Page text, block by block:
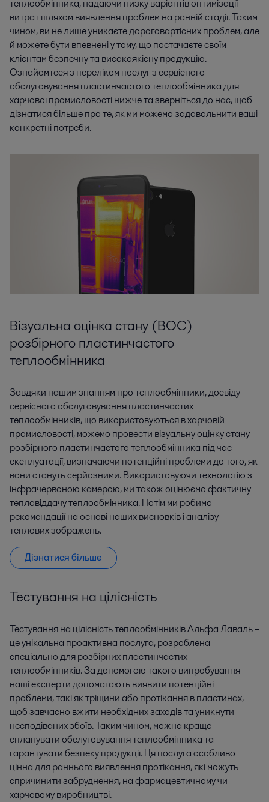
теплообмінника, надаючи низку варіантів оптимізації
витрат шляхом виявлення проблем на ранній стадії. Таким
чином, ви не лише уникаєте дороговартісних проблем, але
й можете бути впевнені у тому, що постачаєте своїм
клієнтам безпечну та високоякісну продукцію.
Ознайомтеся з переліком послуг з сервісного
обслуговування пластинчастого теплообмінника для
харчової промисловості нижче та зверніться до нас, щоб
дізнатися більше про те, як ми можемо задовольнити ваші
конкретні потреби.
Візуальна оцінка стану (ВОС)
розбірного пластинчастого
теплообмінника
Завдяки нашим знанням про теплообмінники, досвіду
сервісного обслуговування пластинчастих
теплообмінників, що використовуються в харчовій
промисловості, можемо провести візуальну оцінку стану
розбірного пластинчастого теплообмінника під час
експлуатації, визначаючи потенційні проблеми до того, як
вони стануть серйозними. Використовуючи технологію з
інфрачервоною камерою, ми також оцінюємо фактичну
тепловіддачу теплообмінника. Потім ми робимо
рекомендації на основі наших висновків і аналізу
теплових зображень.
Дізнатися більше
Тестування на цілісність
Тестування на цілісність теплообмінників Альфа Лаваль –
це унікальна проактивна послуга, розроблена
спеціально для розбірних пластинчастих
теплообмінників. За допомогою такого випробування
наші експерти допомагають виявити потенційні
проблеми, такі як тріщини або протікання в пластинах,
щоб завчасно вжити необхідних заходів та уникнути
несподіваних збоїв. Таким чином, можна краще
спланувати обслуговування теплообмінника та
гарантувати безпеку продукції. Ця послуга особливо
цінна для раннього виявлення протікання, які можуть
спричинити забруднення, на фармацевтичному чи
харчовому виробництві.